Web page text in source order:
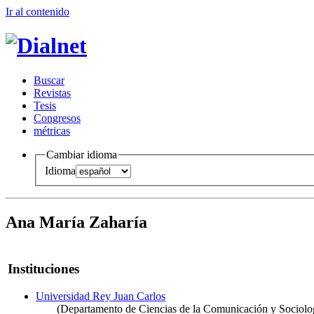
Ir al contenido
Buscar
Revistas
Tesis
Congresos
métricas
Cambiar idioma
Idioma
Ana María Zaharía
Instituciones
Universidad Rey Juan Carlos
(Departamento de Ciencias de la Comunicación y